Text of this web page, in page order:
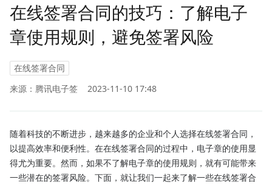
在线签署合同的技巧：了解电子
章使用规则，避免签署风险
在线签署合同
来源：腾讯电子签
2023-11-10 17:48
随着科技的不断进步，越来越多的企业和个人选择在线签署合同，
以提高效率和便利性。在在线签署合同的过程中，电子章的使用显
得尤为重要。然而，如果不了解电子章的使用规则，就有可能带来
一些潜在的签署风险。下面，就让我们一起来了解一些在线签署合